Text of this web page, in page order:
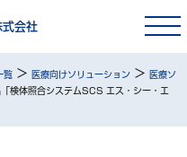
式会社
覧> 医療向けソリューション>
医療ソ
検体照合システムSCS エス・シー・エ